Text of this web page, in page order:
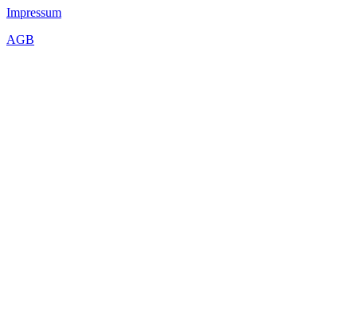
Impressum
AGB